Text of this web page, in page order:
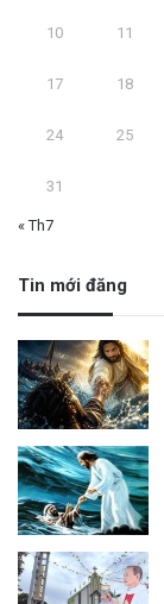
10 11
17 18
24 25
31
« Th7
Tin mới đăng